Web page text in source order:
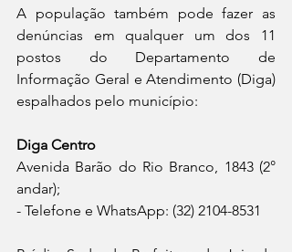
A população também pode fazer as
denúncias em qualquer um dos 11
postos do Departamento de
Informação Geral e Atendimento (Diga)
espalhados pelo município:
Diga Centro
Avenida Barão do Rio Branco, 1843 (2°
andar);
- Telefone e WhatsApp: (32) 2104-8531